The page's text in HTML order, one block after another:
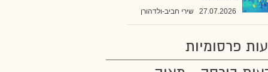
27.07.2026 שירי חביב-ולדהורן
פרסומיות